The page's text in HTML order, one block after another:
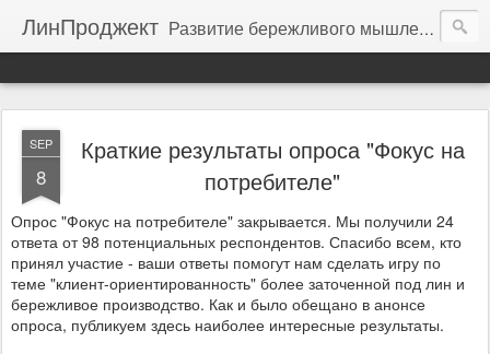
ЛинПроджект Развитие бережливого мышления, вовлеченности в процесс постоянных улучшений, повышение качества продукции, прибыльности организации посредством использования методов бережливого производства и 6 сигм
SEP
8
Краткие результаты опроса "Фокус на
потребителе"
Опрос "Фокус на потребителе" закрывается. Мы получили 24
ответа от 98 потенциальных респондентов. Спасибо всем, кто
принял участие - ваши ответы помогут нам сделать игру по
теме "клиент-ориентированность" более заточенной под лин и
бережливое производство. Как и было обещано в анонсе
опроса, публикуем здесь наиболее интересные результаты.